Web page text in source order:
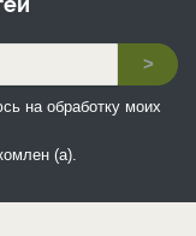
>
на обработку моих
(а).